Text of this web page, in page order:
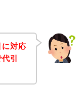
に対応
引